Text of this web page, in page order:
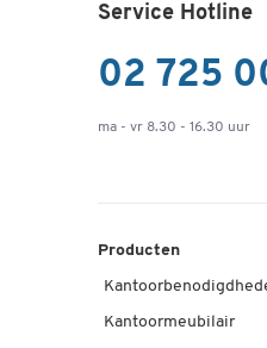
Service Hotline
02 725
ma - vr 8.30 - 16.30 uur
Producten
Kantoormeubilair